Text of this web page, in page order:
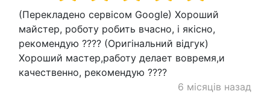
(Перекладено сервісом Google) Хороший
майстер, роботу робить вчасно, і якісно, ​​
рекомендую ???? (Оригінальний відгук)
Хороший мастер,работу делает вовремя,и
качественно, рекомендую ????
6 місяців назад